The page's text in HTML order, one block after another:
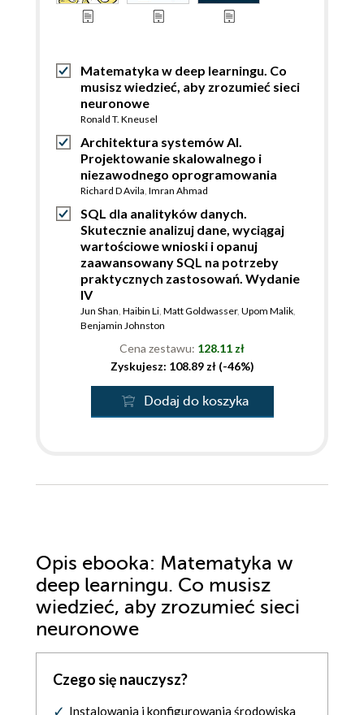
Matematyka w deep learningu. Co
musisz wiedzieć, aby zrozumieć sieci
neuronowe
Ronald T. Kneusel
Architektura systemów AI.
Projektowanie skalowalnego i
niezawodnego oprogramowania
Richard D Avila, Imran Ahmad
SQL dla analityków danych.
Skutecznie analizuj dane, wyciągaj
wartościowe wnioski i opanuj
zaawansowany SQL na potrzeby
praktycznych zastosowań. Wydanie
IV
Jun Shan, Haibin Li, Matt Goldwasser, Upom Malik,
Benjamin Johnston
Cena zestawu: 128.11 zł
Zyskujesz: 108.89 zł (-46%)
Dodaj do koszyka
Opis ebooka: Matematyka w
deep learningu. Co musisz
wiedzieć, aby zrozumieć sieci
neuronowe
Czego się nauczysz?
Instalowania i konfigurowania środowiska